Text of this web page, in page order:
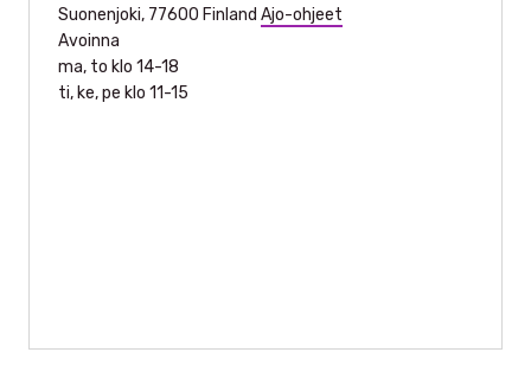
Suonenjoki, 77600 Finland Ajo-ohjeet
Avoinna
ma, to klo 14-18
ti, ke, pe klo 11-15